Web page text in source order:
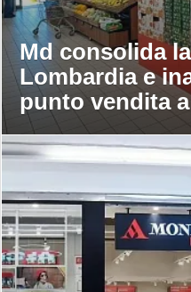
Md consolida
Lombardia e
punto vendita